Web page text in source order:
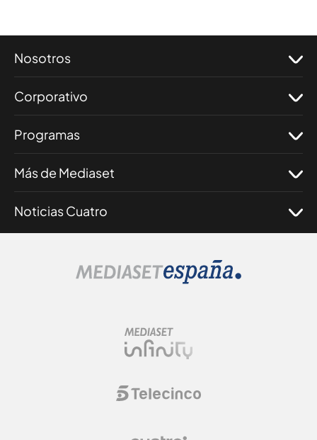
Nosotros
Corporativo
Programas
Más de Mediaset
Noticias Cuatro